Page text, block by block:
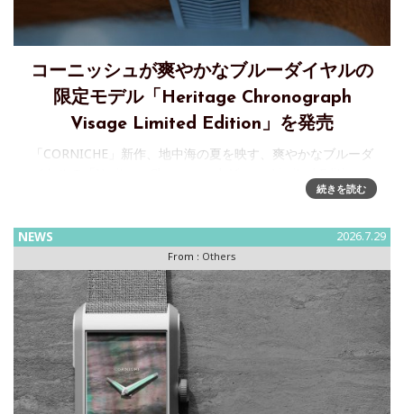
コーニッシュが爽やかなブルーダイヤルの
限定モデル「Heritage Chronograph
Visage Limited Edition」を発売
「CORNICHE」新作、地中海の夏を映す、爽やかなブルーダ
発売株式会社ビヨンクールが運営するファッションウォッチ
続きを読む
NEWS 2026.7.29
From : Others